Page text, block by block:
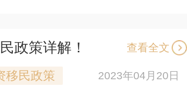
政策详解！ 查看全文
移民政策 2023年04月20日